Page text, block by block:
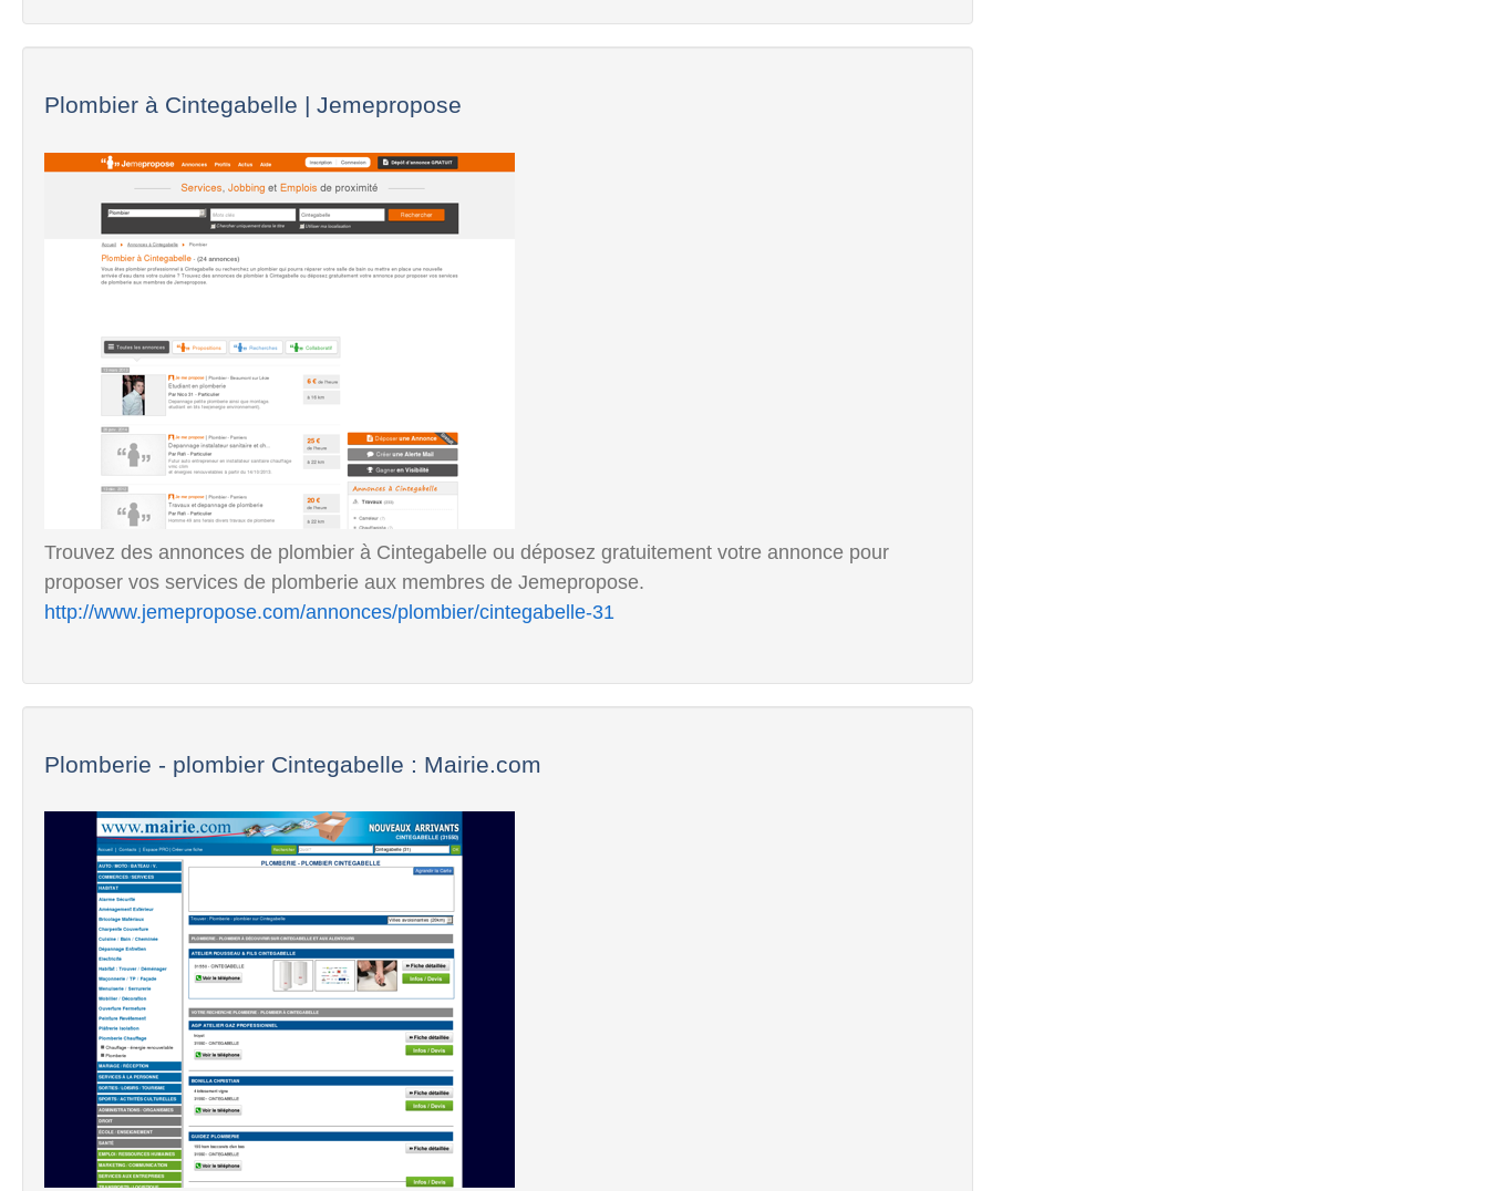
Plombier à Cintegabelle | Jemepropose
Trouvez des annonces de plombier à Cintegabelle ou déposez gratuitement votre annonce pour
proposer vos services de plomberie aux membres de Jemepropose.
http://www.jemepropose.com/annonces/plombier/cintegabelle-31
Plomberie - plombier Cintegabelle : Mairie.com